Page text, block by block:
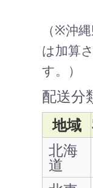
（※沖
は加算
す。）
配送分
地域
北海
道